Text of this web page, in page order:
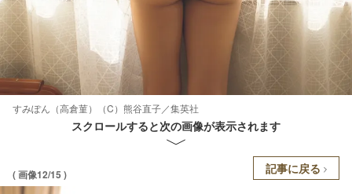
すみぽん（高倉菫）（C）熊谷直子／集英社
スクロールすると次の画像が表示されます
( 画像12/15 ) 記事に戻る